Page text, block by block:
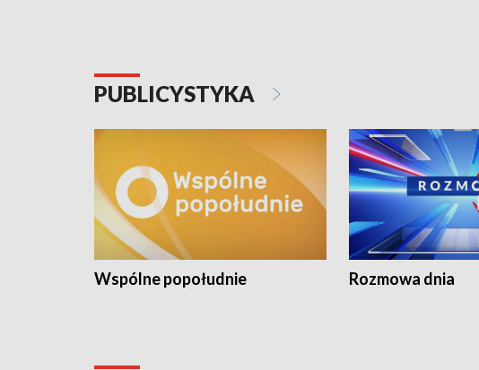
PUBLICYSTYKA
Wspólne popołudnie Rozmowa dnia